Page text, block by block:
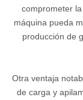
comprometer
máquina pueda
producción de
Otra ventaja
de carga y